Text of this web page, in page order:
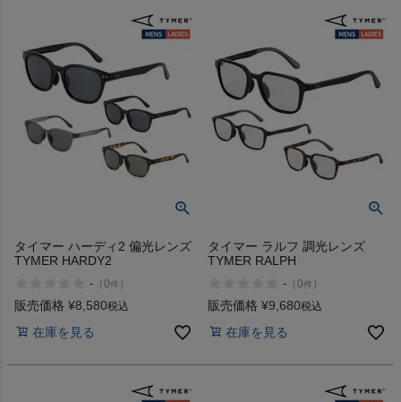
タイマー ハーディ2 偏光レンズ
TYMER HARDY2
- （0件 ）
販売価格 ¥8,580税込
在庫を見る
タイマー ラルフ 調光レンズ
TYMER RALPH
- （0件 ）
販売価格 ¥9,680税込
在庫を見る